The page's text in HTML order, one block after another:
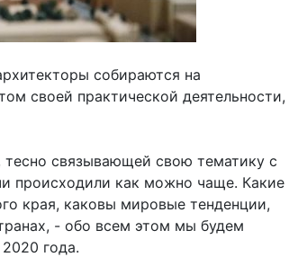
собираются на
своей практической деятельности,
тесно связывающей свою тематику с
происходили как можно чаще. Какие
края, каковы мировые тенденции,
- обо всем этом мы будем
года.